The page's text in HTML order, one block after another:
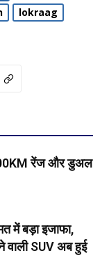
lokraag
रेंज और डुअल
में बड़ा इजाफा,
SUV अब हुई